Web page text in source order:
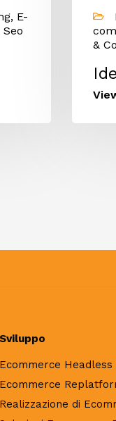
E-
&
Sviluppo
Ecommerce Headless
Ecommerce
Realizzazione di